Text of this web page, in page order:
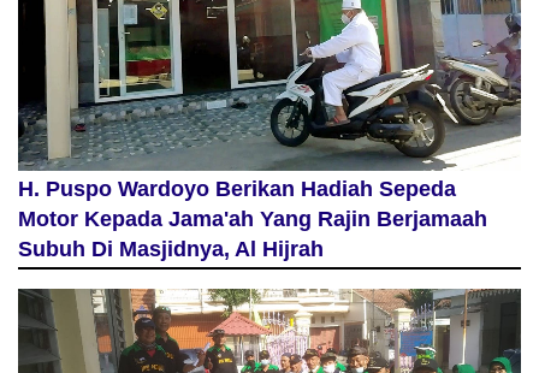
H. Puspo Wardoyo Berikan Hadiah Sepeda
Motor Kepada Jama'ah Yang Rajin Berjamaah
Subuh Di Masjidnya, Al Hijrah